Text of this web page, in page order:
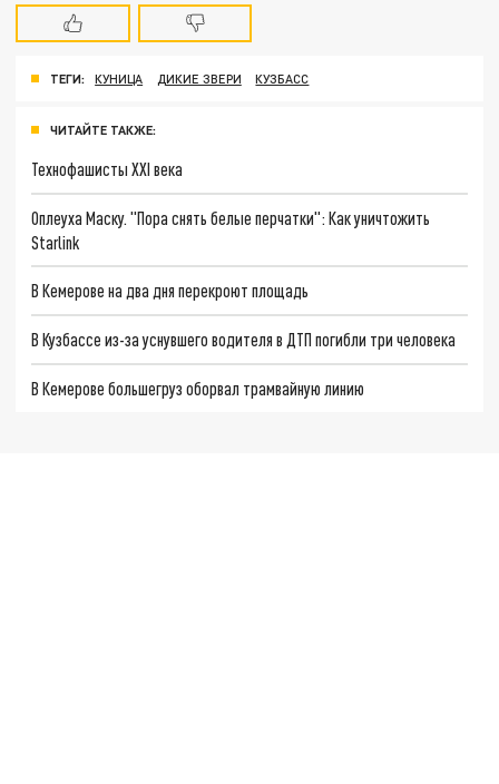
ТЕГИ: КУНИЦА ДИКИЕ ЗВЕРИ КУЗБАСС
ЧИТАЙТЕ ТАКЖЕ:
Технофашисты XXI века
Оплеуха Маску. "Пора снять белые перчатки": Как уничтожить
Starlink
В Кемерове на два дня перекроют площадь
В Кузбассе из-за уснувшего водителя в ДТП погибли три человека
В Кемерове большегруз оборвал трамвайную линию